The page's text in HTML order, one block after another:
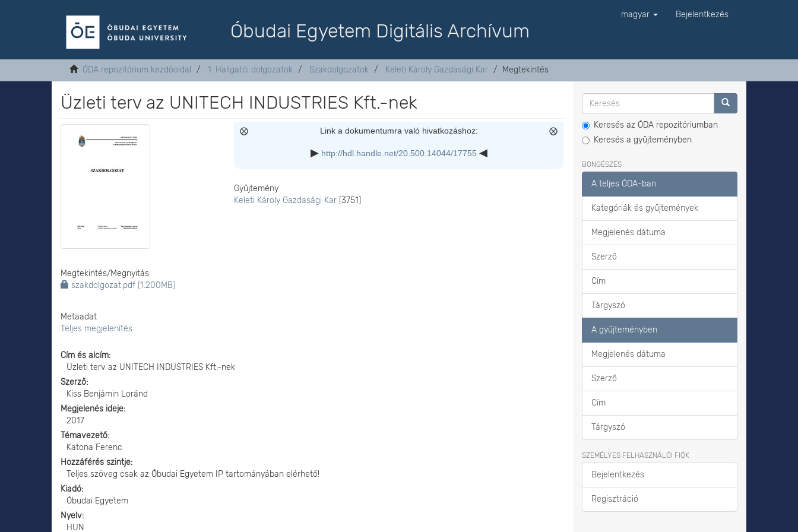
Óbudai Egyetem Digitális Archívum
magyar Bejelentkezés
ÓDA repozitórium kezdőoldal 1. Hallgatói dolgozatok Szakdolgozatok Keleti Károly Gazdasági Kar Megtekintés
Üzleti terv az UNITECH INDUSTRIES Kft.-nek
Megtekintés/Megnyitás
szakdolgozat.pdf (1.200MB)
Metaadat
Teljes megjelenítés
Link a dokumentumra való hivatkozáshoz:
http://hdl.handle.net/20.500.14044/17755
Gyűjtemény
Keleti Károly Gazdasági Kar [3751]
Cím és alcím
Üzleti terv az UNITECH INDUSTRIES Kft.-nek
Szerző
Kiss Benjámin Loránd
Megjelenés ideje
2017
Témavezető
Katona Ferenc
Hozzáférés szintje
Teljes szöveg csak az Óbudai Egyetem IP tartományában elérhető!
Kiadó
Óbudai Egyetem
Nyelv
HUN
Keresés az ÓDA repozitóriumban
Keresés a gyűjteményben
BÖNGÉSZÉS
A teljes ÓDA-ban
Kategóriák és gyűjtemények
Megjelenés dátuma
Szerző
Cím
Tárgyszó
A gyűjteményben
Megjelenés dátuma
Szerző
Cím
Tárgyszó
SZEMÉLYES FELHASZNÁLÓI FIÓK
Bejelentkezés
Regisztráció